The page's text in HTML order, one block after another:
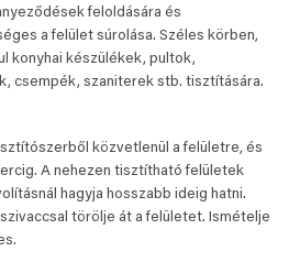
feloldására és
a felület súrolása. Széles körben,
konyhai készülékek, pultok,
csempék, szaniterek stb. tisztítására.
közvetlenül a felületre, és
A nehezen tisztítható felületek
hagyja hosszabb ideig hatni.
törölje át a felületet. Ismételje